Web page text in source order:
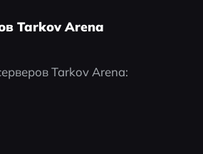
Tarkov Arena
Tarkov Arena: